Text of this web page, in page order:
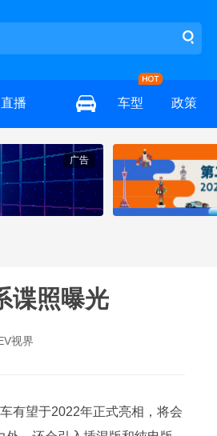
直播 车型 政策
广告
谍照曝光
视界
有望于2022年正式亮相，将会